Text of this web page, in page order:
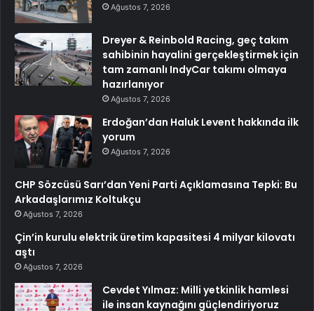
Ağustos 7, 2026
Dreyer & Reinbold Racing, geç takım
sahibinin hayalini gerçekleştirmek için
tam zamanlı IndyCar takımı olmaya
hazırlanıyor
Ağustos 7, 2026
Erdoğan’dan Haluk Levent hakkında ilk
yorum
Ağustos 7, 2026
CHP Sözcüsü Sarı’dan Yeni Parti Açıklamasına Tepki: Bu
Arkadaşlarımız Koltukçu
Ağustos 7, 2026
Çin’in kurulu elektrik üretim kapasitesi 4 milyar kilovatı
aştı
Ağustos 7, 2026
Cevdet Yılmaz: Milli yetkinlik hamlesi
ile insan kaynağını güçlendiriyoruz